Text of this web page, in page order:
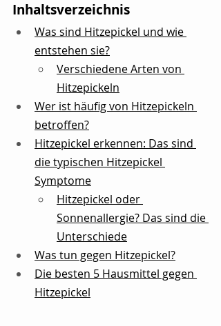
Inhaltsverzeichnis
Was sind Hitzepickel und wie
entstehen sie?
Verschiedene Arten von
Hitzepickeln
Wer ist häufig von Hitzepickeln
betroffen?
Hitzepickel erkennen: Das sind
die typischen Hitzepickel
Symptome
Hitzepickel oder
Sonnenallergie? Das sind die
Unterschiede
Was tun gegen Hitzepickel?
Die besten 5 Hausmittel gegen
Hitzepickel